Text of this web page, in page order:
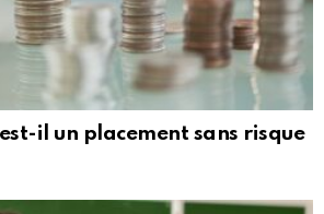
est-il un placement sans risque